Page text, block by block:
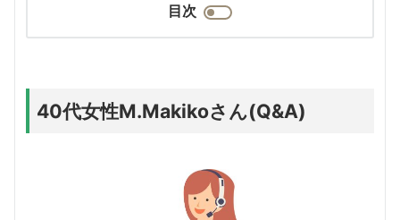
目次
40代女性M.Makikoさん(Q&A)